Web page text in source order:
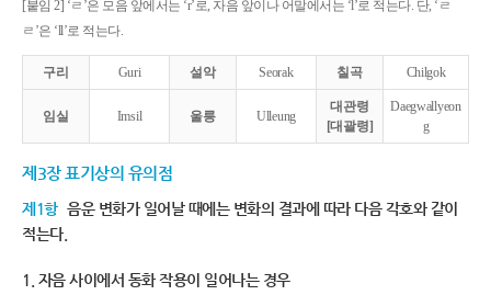
[붙임 2] ‘ㄹ’은 모음 앞에서는 ‘r’로, 자음 앞이나 어말에서는 ‘l’로 적는다. 단, ‘ㄹ
ㄹ’은 ‘ll’로 적는다.
구리 Guri 설악 Seorak 칠곡 Chilgok
임실 Imsil 울릉 Ulleung
대관령
[대괄령]
Daegwallyeon
g
제3장 표기상의 유의점
제1항 음운 변화가 일어날 때에는 변화의 결과에 따라 다음 각호와 같이
적는다.
1. 자음 사이에서 동화 작용이 일어나는 경우